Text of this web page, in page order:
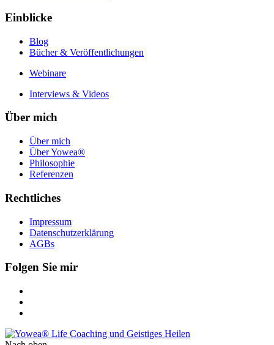
Einblicke
Blog
Bücher & Veröffentlichungen
Webinare
Interviews & Videos
Über mich
Über mich
Über Yowea®
Philosophie
Referenzen
Rechtliches
Impressum
Datenschutzerklärung
AGBs
Folgen Sie mir